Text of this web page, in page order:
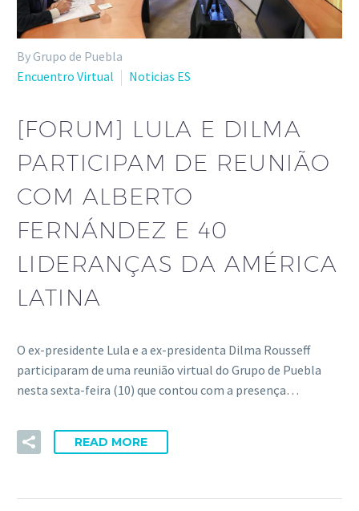
By Grupo de Puebla
Encuentro Virtual
Noticias ES
[FORUM] LULA E DILMA
PARTICIPAM DE REUNIÃO
COM ALBERTO
FERNÁNDEZ E 40
LIDERANÇAS DA AMÉRICA
LATINA
O ex-presidente Lula e a ex-presidenta Dilma Rousseff
participaram de uma reunião virtual do Grupo de Puebla
nesta sexta-feira (10) que contou com a presença…
READ MORE